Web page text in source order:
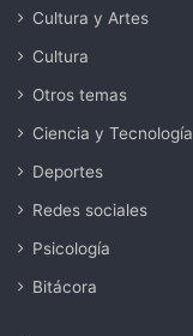
Cultura y Artes
Cultura
Otros temas
Ciencia y Tecnología
Deportes
Redes sociales
Psicología
Bitácora